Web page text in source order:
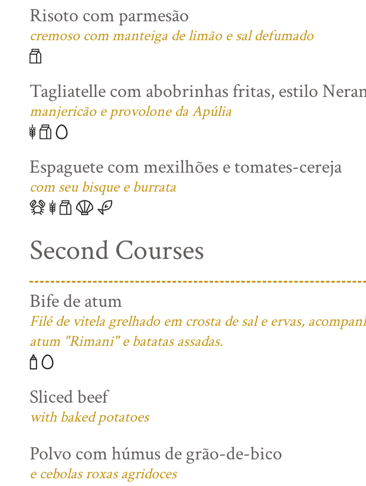
Risoto com parmesão
cremoso com manteiga de limão e sal defumado
Tagliatelle com abobrinhas fritas, estilo
manjericão e provolone da Apúlia
Espaguete com mexilhões e tomates-cereja
com seu bisque e burrata
Second Courses
Bife de atum
Filé de vitela grelhado em crosta de sal e ervas,
atum "Rimani" e batatas assadas.
Sliced beef
with baked potatoes
Polvo com húmus de grão-de-bico
e cebolas roxas agridoces